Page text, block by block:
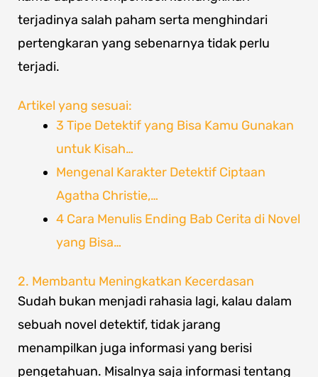
terjadinya salah paham serta menghindari
pertengkaran yang sebenarnya tidak perlu
terjadi.
Artikel yang sesuai:
3 Tipe Detektif yang Bisa Kamu Gunakan
untuk Kisah…
Mengenal Karakter Detektif Ciptaan
Agatha Christie,…
4 Cara Menulis Ending Bab Cerita di Novel
yang Bisa…
2. Membantu Meningkatkan Kecerdasan
Sudah bukan menjadi rahasia lagi, kalau dalam
sebuah novel detektif, tidak jarang
menampilkan juga informasi yang berisi
pengetahuan. Misalnya saja informasi tentang